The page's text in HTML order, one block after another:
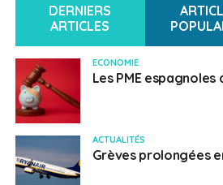
DERNIERS
ARTICLES
ECONOMIE
Les PME espagnoles
ACTUALITÉS
Grèves prolongées